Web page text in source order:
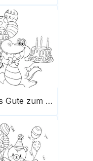
Alles Gute zum Geburtstag Krokodil